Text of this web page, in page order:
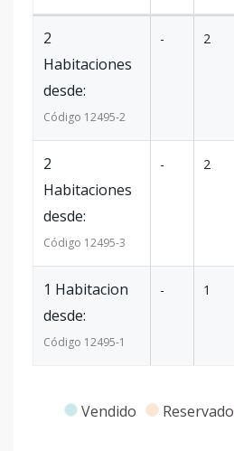
2
Habitaciones
desde:
Código 12495-2
- 2
2
Habitaciones
desde:
Código 12495-3
- 2
1 Habitacion
desde:
Código 12495-1
- 1
Vendido Reservado